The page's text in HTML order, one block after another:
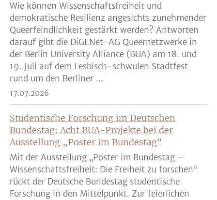
Wie können Wissenschaftsfreiheit und
demokratische Resilienz angesichts zunehmender
Queerfeindlichkeit gestärkt werden? Antworten
darauf gibt die DiGENet-AG Queernetzwerke in
der Berlin University Alliance (BUA) am 18. und
19. Juli auf dem Lesbisch-schwulen Stadtfest
rund um den Berliner ...
17.07.2026
Studentische Forschung im Deutschen
Bundestag: Acht BUA-Projekte bei der
Ausstellung „Poster im Bundestag“
Mit der Ausstellung „Poster im Bundestag –
Wissenschaftsfreiheit: Die Freiheit zu forschen“
rückt der Deutsche Bundestag studentische
Forschung in den Mittelpunkt. Zur feierlichen